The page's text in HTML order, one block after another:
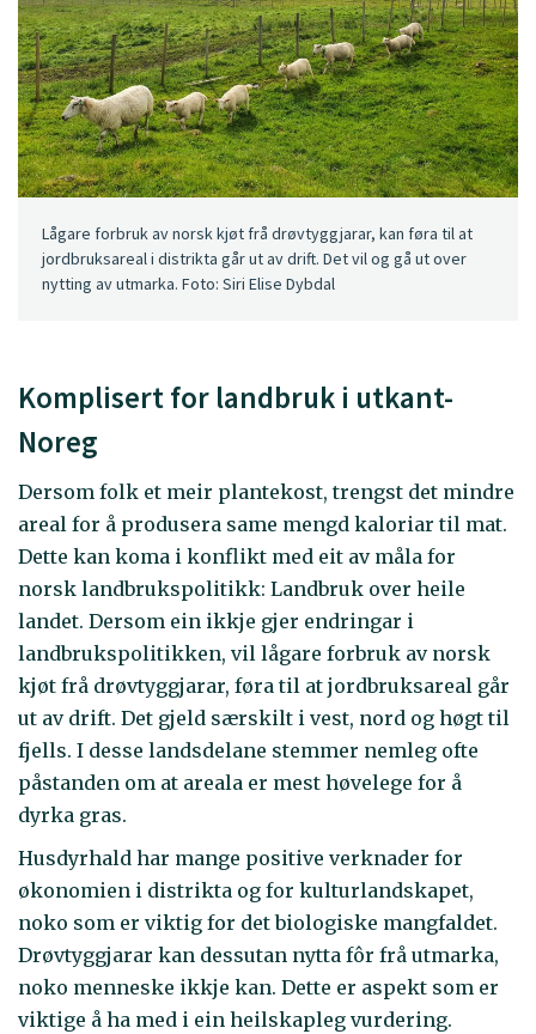
Lågare forbruk av norsk kjøt frå drøvtyggjarar, kan føra til at
jordbruksareal i distrikta går ut av drift. Det vil og gå ut over
nytting av utmarka. Foto: Siri Elise Dybdal
Komplisert for landbruk i utkant-
Noreg
Dersom folk et meir plantekost, trengst det mindre
areal for å produsera same mengd kaloriar til mat.
Dette kan koma i konflikt med eit av måla for
norsk landbrukspolitikk: Landbruk over heile
landet. Dersom ein ikkje gjer endringar i
landbrukspolitikken, vil lågare forbruk av norsk
kjøt frå drøvtyggjarar, føra til at jordbruksareal går
ut av drift. Det gjeld særskilt i vest, nord og høgt til
fjells. I desse landsdelane stemmer nemleg ofte
påstanden om at areala er mest høvelege for å
dyrka gras.
Husdyrhald har mange positive verknader for
økonomien i distrikta og for kulturlandskapet,
noko som er viktig for det biologiske mangfaldet.
Drøvtyggjarar kan dessutan nytta fôr frå utmarka,
noko menneske ikkje kan. Dette er aspekt som er
viktige å ha med i ein heilskapleg vurdering.